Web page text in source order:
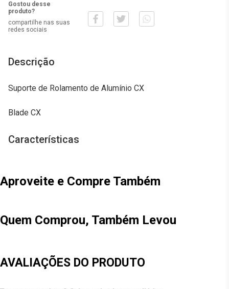
Gostou desse
produto?
compartilhe nas suas
redes sociais
Descrição
Suporte de Rolamento de Alumínio CX
Blade CX
Características
Aproveite e Compre Também
Quem Comprou, Também Levou
AVALIAÇÕES DO PRODUTO